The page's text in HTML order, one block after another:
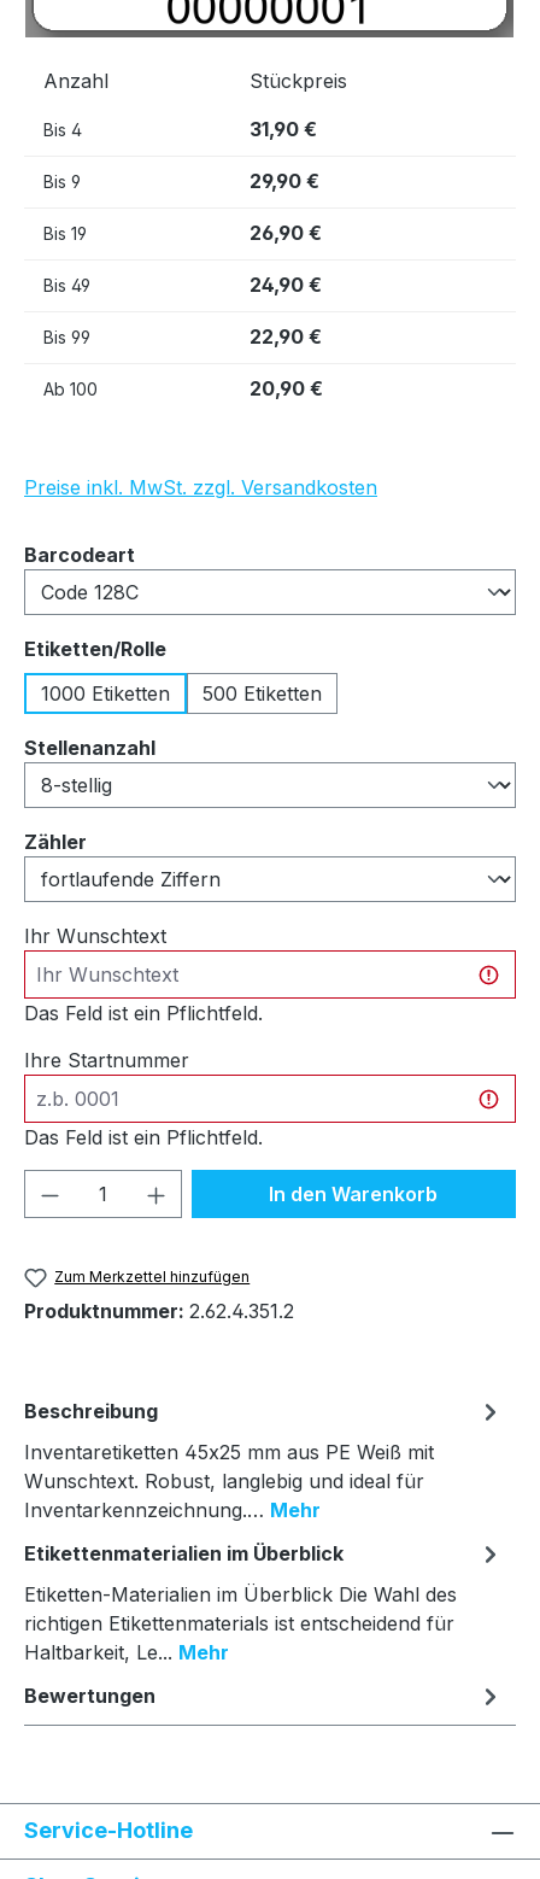
Anzahl Stückpreis
Bis 4 31,90 €
Bis 9 29,90 €
Bis 19 26,90 €
Bis 49 24,90 €
Bis 99 22,90 €
Ab 100 20,90 €
Preise inkl. MwSt. zzgl. Versandkosten
Barcodeart
Etiketten/Rolleauswählen
1000 Etiketten
500 Etiketten
Stellenanzahlauswählen
Zähler
Ihr Wunschtext
Das Feld ist ein Pflichtfeld.
Ihre Startnummer
Das Feld ist ein Pflichtfeld.
Produkt Anzahl: Gib denIn den Warenkorb
Zum Merkzettel hinzufügen
Produktnummer: 2.62.4.351.2
Beschreibung
Inventaretiketten 45x25 mm aus PE Weiß mit
Wunschtext. Robust, langlebig und ideal für
Inventarkennzeichnung.… Mehr
Etikettenmaterialien im Überblick
Etiketten-Materialien im Überblick Die Wahl des
richtigen Etikettenmaterials ist entscheidend für
Haltbarkeit, Le... Mehr
Bewertungen
Service-Hotline